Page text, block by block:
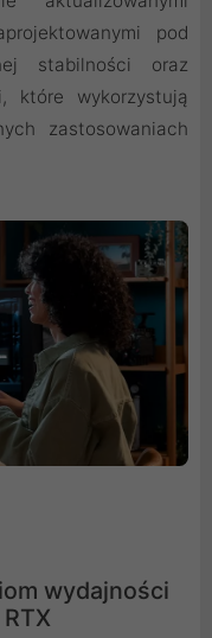
pod
stabilności oraz
które wykorzystują
zastosowaniach
wydajności